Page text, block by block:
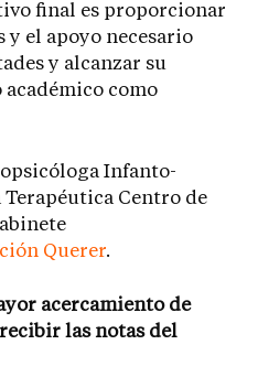
final es proporcionar
y el apoyo necesario
y alcanzar su
como
Infanto-
Centro de
Querer.
acercamiento de
las notas del